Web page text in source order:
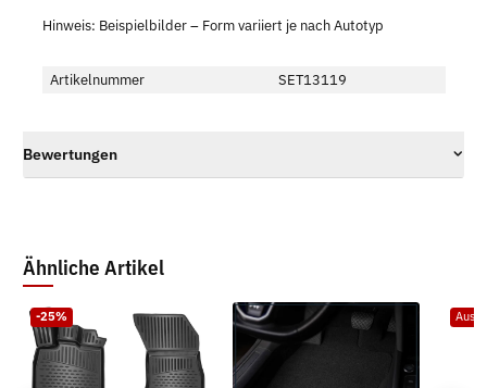
Hinweis: Beispielbilder – Form variiert je nach Autotyp
Artikelnummer SET13119
Bewertungen
Ähnliche Artikel
-25%